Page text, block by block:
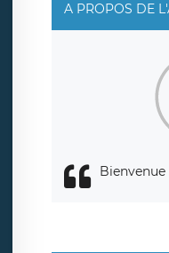
A PROPOS DE
Bienvenue